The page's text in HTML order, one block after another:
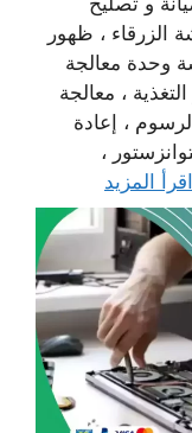
الزرقاء ، ظهور
وحدة معالجة
، معالجة
، إعادة
،
اقرأ المزيد